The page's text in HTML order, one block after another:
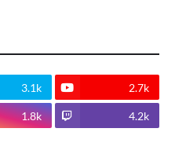
3.1k 2.7k
1.8k 4.2k